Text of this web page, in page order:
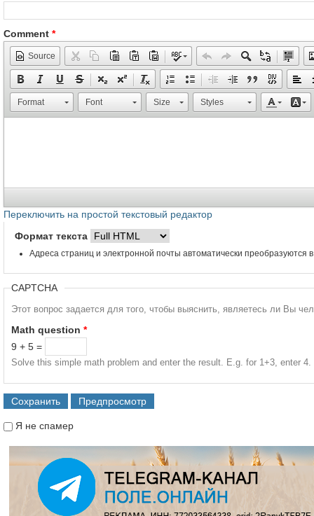
Comment *
Source
Format Font Size Styles
Переключить на простой текстовый редактор
Формат текста
Адреса страниц и электронной почты автоматически преобразуются
CAPTCHA
Этот вопрос задается для того, чтобы выяснить, являетесь ли Вы
Math question *
9 + 5 =
Solve this simple math problem and enter the result. E.g. for 1+3, enter 4.
Я не спамер